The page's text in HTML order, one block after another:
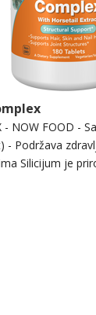
- NOW FOOD -
- Podržava
Silicijum je